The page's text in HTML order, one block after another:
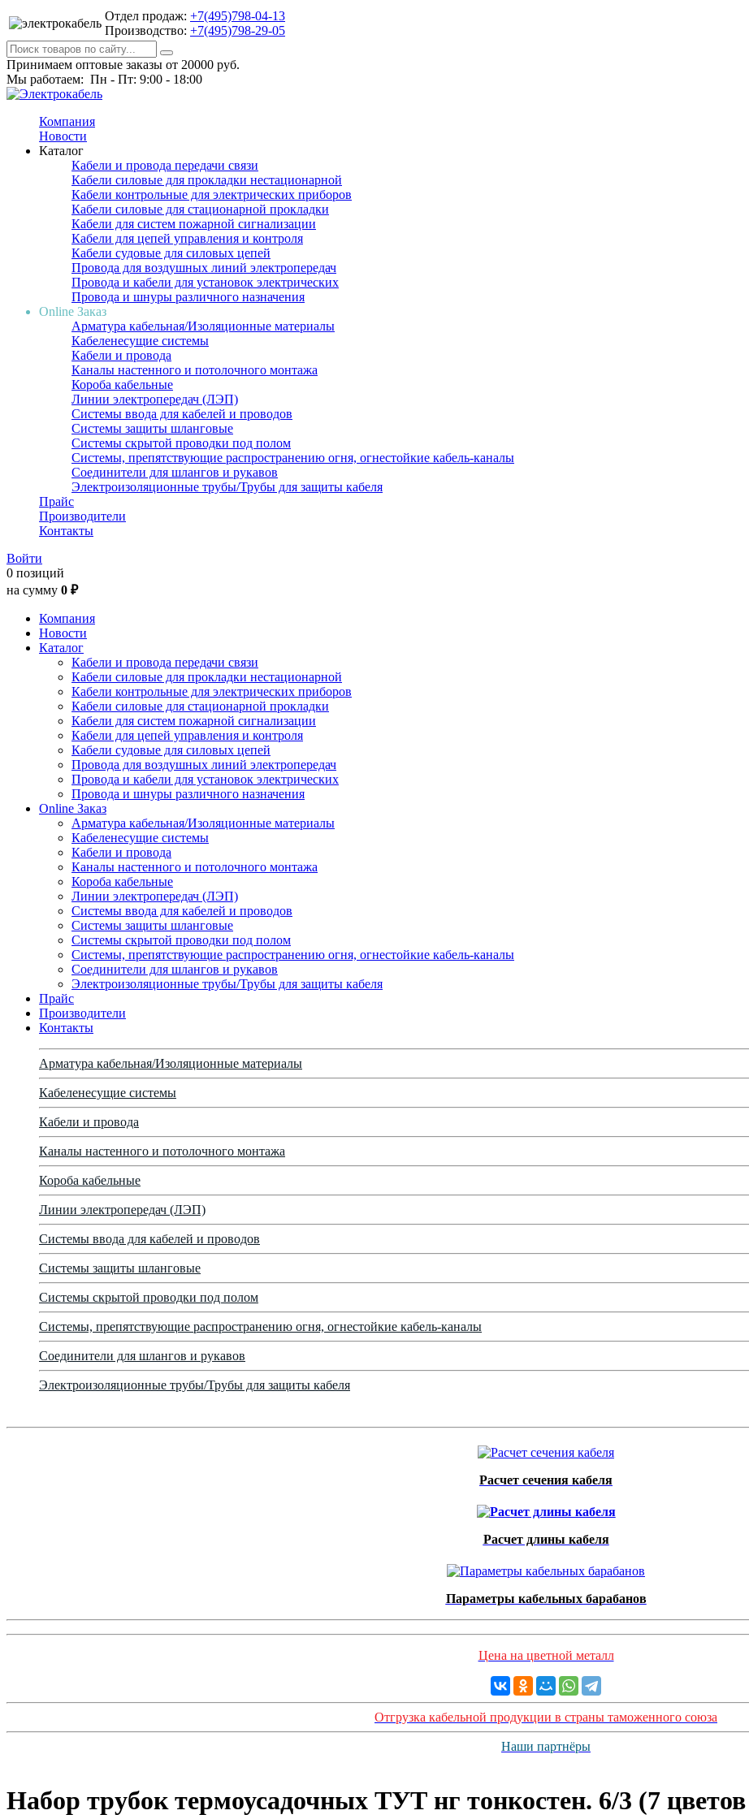
Отдел продаж: +7(495)798-04-13
Производство: +7(495)798-29-05
Принимаем оптовые заказы от 20000 руб.
Мы работаем: Пн - Пт: 9:00 - 18:00
Компания
Новости
Каталог
Кабели и провода передачи связи
Кабели силовые для прокладки нестационарной
Кабели контрольные для электрических приборов
Кабели силовые для стационарной прокладки
Кабели для систем пожарной сигнализации
Кабели для цепей управления и контроля
Кабели судовые для силовых цепей
Провода для воздушных линий электропередач
Провода и кабели для установок электрических
Провода и шнуры различного назначения
Online Заказ
Арматура кабельная/Изоляционные материалы
Кабеленесущие системы
Кабели и провода
Каналы настенного и потолочного монтажа
Короба кабельные
Линии электропередач (ЛЭП)
Системы ввода для кабелей и проводов
Системы защиты шланговые
Системы скрытой проводки под полом
Системы, препятствующие распространению огня, огнестойкие кабель-каналы
Соединители для шлангов и рукавов
Электроизоляционные трубы/Трубы для защиты кабеля
Прайс
Производители
Контакты
Войти
0 позиций
на сумму 0 ₽
Компания
Новости
Каталог
Кабели и провода передачи связи
Кабели силовые для прокладки нестационарной
Кабели контрольные для электрических приборов
Кабели силовые для стационарной прокладки
Кабели для систем пожарной сигнализации
Кабели для цепей управления и контроля
Кабели судовые для силовых цепей
Провода для воздушных линий электропередач
Провода и кабели для установок электрических
Провода и шнуры различного назначения
Online Заказ
Арматура кабельная/Изоляционные материалы
Кабеленесущие системы
Кабели и провода
Каналы настенного и потолочного монтажа
Короба кабельные
Линии электропередач (ЛЭП)
Системы ввода для кабелей и проводов
Системы защиты шланговые
Системы скрытой проводки под полом
Системы, препятствующие распространению огня, огнестойкие кабель-каналы
Соединители для шлангов и рукавов
Электроизоляционные трубы/Трубы для защиты кабеля
Прайс
Производители
Контакты
Арматура кабельная/Изоляционные материалы
Кабеленесущие системы
Кабели и провода
Каналы настенного и потолочного монтажа
Короба кабельные
Линии электропередач (ЛЭП)
Системы ввода для кабелей и проводов
Системы защиты шланговые
Системы скрытой проводки под полом
Системы, препятствующие распространению огня, огнестойкие кабель-каналы
Соединители для шлангов и рукавов
Электроизоляционные трубы/Трубы для защиты кабеля
Расчет сечения кабеля
Расчет длины кабеля
Параметры кабельных барабанов
Цена на цветной металл
Отгрузка кабельной продукции в страны таможенного союза
Наши партнёры
Набор трубок термоусадочных ТУТ нг тонкостен. 6/3 (7